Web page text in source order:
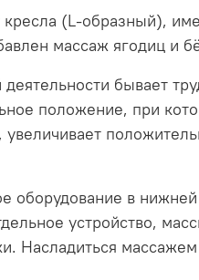
(L-образный),
массаж ягодиц и
бывает
положение, при
оборудование в
устройство,
Насладиться